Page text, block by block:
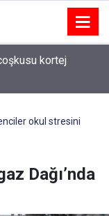
ilk günün
oldu
okul stresini
Dağı’nda